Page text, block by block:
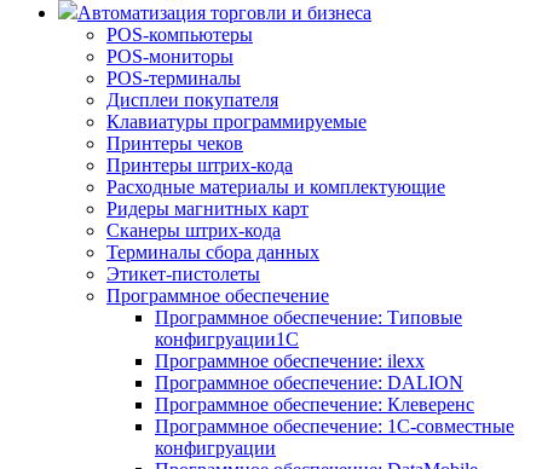
Автоматизация торговли и бизнеса
POS-компьютеры
POS-мониторы
POS-терминалы
Дисплеи покупателя
Клавиатуры программируемые
Принтеры чеков
Принтеры штрих-кода
Расходные материалы и комплектующие
Ридеры магнитных карт
Сканеры штрих-кода
Терминалы сбора данных
Этикет-пистолеты
Программное обеспечение
Программное обеспечение: Типовые
конфигруации1С
Программное обеспечение: ilexx
Программное обеспечение: DALION
Программное обеспечение: Клеверенс
Программное обеспечение: 1С-совместные
конфигруации